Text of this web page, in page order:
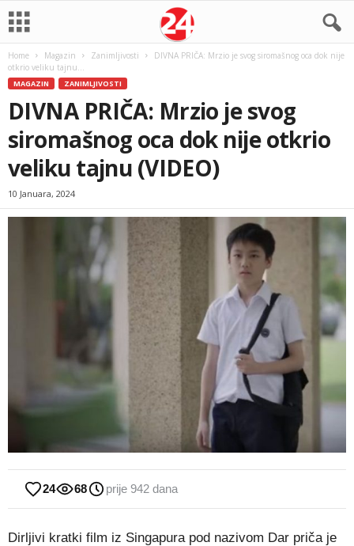
Home Magazin Zanimljivosti
DIVNA PRIČA: Mrzio je svog siromašnog oca dok nije
otkrio veliku tajnu...
MAGAZIN ZANIMLJIVOSTI
DIVNA PRIČA: Mrzio je svog
siromašnog oca dok nije otkrio
veliku tajnu (VIDEO)
10 Januara, 2024
24 68 prije 942 dana
Dirljivi kratki film iz Singapura pod nazivom Dar priča je